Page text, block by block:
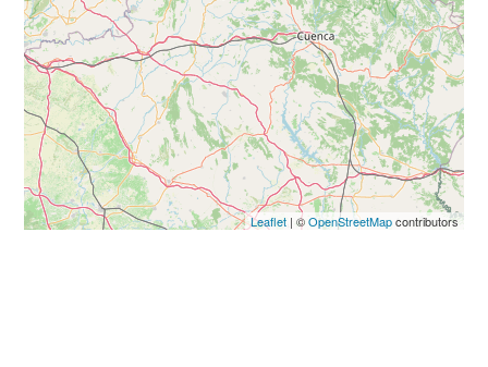
Leaflet| ©OpenStreetMapcontributors